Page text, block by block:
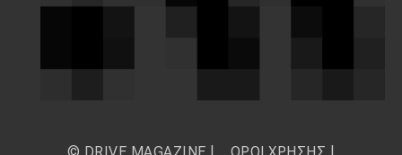
© DRIVE MAGAZINE | ΟΡΟΙ ΧΡΗΣΗΣ